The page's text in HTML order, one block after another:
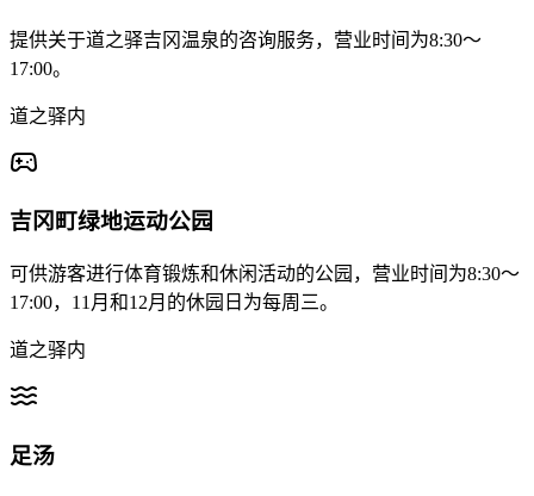
提供关于道之驿吉冈温泉的咨询服务，营业时间为8:30～
17:00。
道之驿内
吉冈町绿地运动公园
可供游客进行体育锻炼和休闲活动的公园，营业时间为8:30～
17:00，11月和12月的休园日为每周三。
道之驿内
足汤